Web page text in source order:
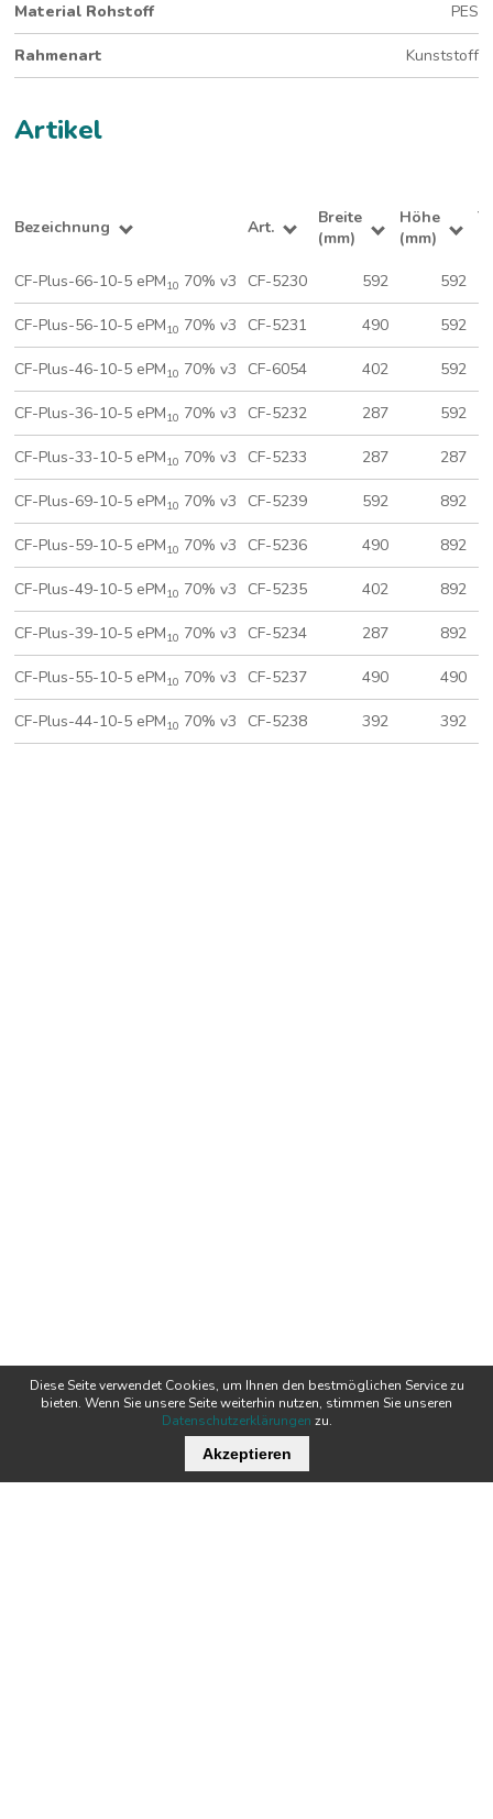
Diese Seite verwendet Cookies, um Ihnen den bestmöglichen Service zu
bieten. Wenn Sie unsere Seite weiterhin nutzen, stimmen Sie unseren
Datenschutzerklärungen zu.
Akzeptieren
Material Rohstoff PES
Rahmenart Kunststoff
Artikel
Bezeichnung Art.
Breite
(mm)
Höhe
(mm)
CF-Plus-66-10-5 ePM10 70% v3 CF-5230 592 592
CF-Plus-56-10-5 ePM10 70% v3 CF-5231 490 592
CF-Plus-46-10-5 ePM10 70% v3 CF-6054 402 592
CF-Plus-36-10-5 ePM10 70% v3 CF-5232 287 592
CF-Plus-33-10-5 ePM10 70% v3 CF-5233 287 287
CF-Plus-69-10-5 ePM10 70% v3 CF-5239 592 892
CF-Plus-59-10-5 ePM10 70% v3 CF-5236 490 892
CF-Plus-49-10-5 ePM10 70% v3 CF-5235 402 892
CF-Plus-39-10-5 ePM10 70% v3 CF-5234 287 892
CF-Plus-55-10-5 ePM10 70% v3 CF-5237 490 490
CF-Plus-44-10-5 ePM10 70% v3 CF-5238 392 392